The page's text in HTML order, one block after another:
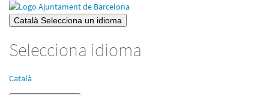
Català Selecciona un idioma
Selecciona idioma
Català